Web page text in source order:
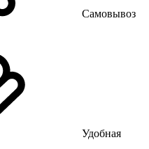
Самовывоз
Удобная